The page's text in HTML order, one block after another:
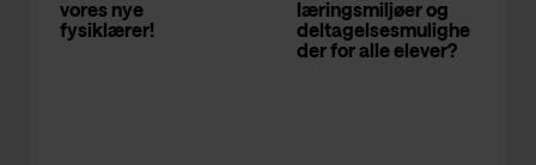
vores nye
fysiklærer!
læringsmiljøer og
deltagelsesmulighe
der for alle elever?